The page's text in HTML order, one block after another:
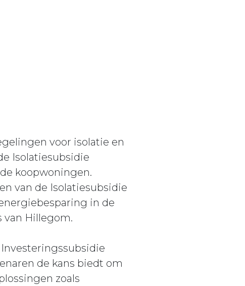
voor isolatie en
Isolatiesubsidie
koopwoningen.
van de Isolatiesubsidie
in de
van Hillegom.
de kans biedt om
zoals